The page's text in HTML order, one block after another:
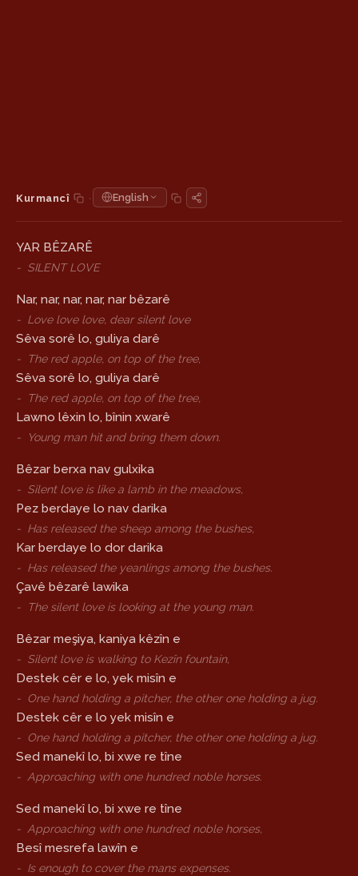
Kurmancî · English
YAR BÊZARÊ
- SILENT LOVE
Nar, nar, nar, nar, nar bêzarê
- Love love love, dear silent love
Sêva sorê lo, guliya darê
- The red apple, on top of the tree,
Sêva sorê lo, guliya darê
- The red apple, on top of the tree,
Lawno lêxin lo, bînin xwarê
- Young man hit and bring them down.
Bêzar berxa nav gulxika
- Silent love is like a lamb in the meadows,
Pez berdaye lo nav darika
- Has released the sheep among the bushes,
Kar berdaye lo dor darika
- Has released the yeanlings among the bushes.
Çavê bêzarê lawika
- The silent love is looking at the young man.
Bêzar meşiya, kaniya kêzîn e
- Silent love is walking to Kezîn fountain,
Destek cêr e lo, yek misîn e
- One hand holding a pitcher, the other one holding a jug.
Destek cêr e lo yek misîn e
- One hand holding a pitcher, the other one holding a jug.
Sed manekî lo, bi xwe re tîne
- Approaching with one hundred noble horses.
Sed manekî lo, bi xwe re tîne
- Approaching with one hundred noble horses,
Besî mesrefa lawîn e
- Is enough to cover the mans expenses.